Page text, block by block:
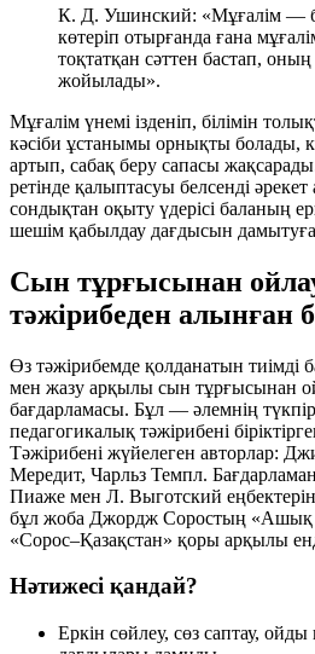
К. Д. Ушинский: «Мұғалім —
көтеріп отырғанда ғана
тоқтатқан сәттен бастап, оның
жойылады».
Мұғалім үнемі ізденіп, білімін
кәсіби ұстанымы орнықты болады,
артып, сабақ беру сапасы
ретінде қалыптасуы белсенді әрекет
сондықтан оқыту үдерісі баланың
шешім қабылдау дағдысын
Сын тұрғысынан
тәжірибеден алынған
Өз тәжірибемде қолданатын тиімді
мен жазу арқылы сын тұрғысынан
бағдарламасы. Бұл — әлемнің түкпір-
педагогикалық тәжірибені
Тәжірибені жүйелеген авторлар:
Мередит, Чарльз Темпл.
Пиаже мен Л. Выготский
бұл жоба Джордж Соростың «Ашық
«Сорос–Қазақстан» қоры арқылы
Нәтижесі қандай?
Еркін сөйлеу, сөз саптау,